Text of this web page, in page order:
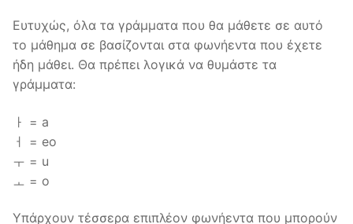
Ευτυχώς, όλα τα γράμματα που θα μάθετε σε αυτό
το μάθημα σε βασίζονται στα φωνήεντα που έχετε
ήδη μάθει. Θα πρέπει λογικά να θυμάστε τα
γράμματα:
ㅏ = a
ㅓ = eo
ㅜ = u
ㅗ = o
Υπάρχουν τέσσερα επιπλέον φωνήεντα που μπορούν